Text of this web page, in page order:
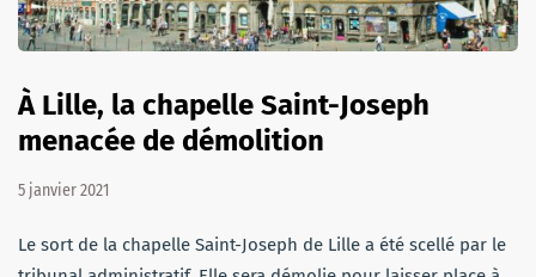
À Lille, la chapelle Saint-Joseph
menacée de démolition
5 janvier 2021
Le sort de la chapelle Saint-Joseph de Lille a été scellé par le